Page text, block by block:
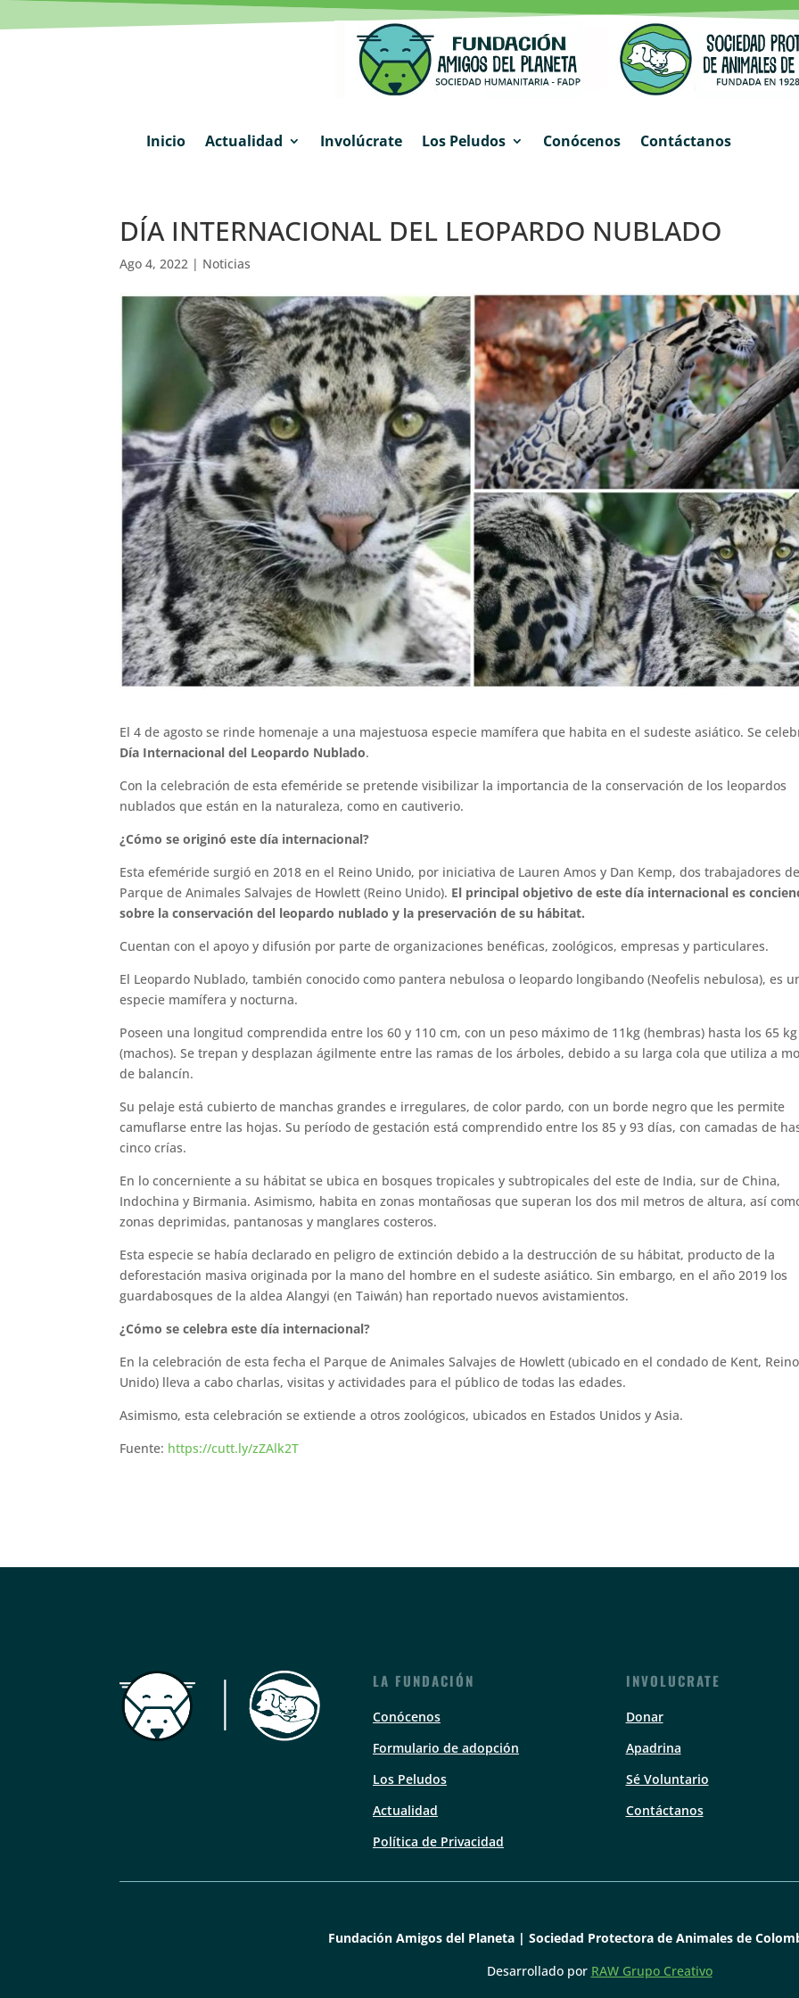
Inicio Actualidad Involúcrate Los Peludos Conócenos Contáctanos
DÍA INTERNACIONAL DEL LEOPARDO NUBLADO
Ago 4, 2022 | Noticias
El 4 de agosto se rinde homenaje a una majestuosa especie mamífera que habita en el sudeste asiático. Se
Día Internacional del Leopardo Nublado.
Con la celebración de esta efeméride se pretende visibilizar la importancia de la conservación de los leopardos
nublados que están en la naturaleza, como en cautiverio.
¿Cómo se originó este día internacional?
Esta efeméride surgió en 2018 en el Reino Unido, por iniciativa de Lauren Amos y Dan Kemp, dos trabajadores
Parque de Animales Salvajes de Howlett (Reino Unido). El principal objetivo de este día internacional es
sobre la conservación del leopardo nublado y la preservación de su hábitat.
Cuentan con el apoyo y difusión por parte de organizaciones benéficas, zoológicos, empresas y particulares.
El Leopardo Nublado, también conocido como pantera nebulosa o leopardo longibando (Neofelis nebulosa), es
especie mamífera y nocturna.
Poseen una longitud comprendida entre los 60 y 110 cm, con un peso máximo de 11kg (hembras) hasta los 65 kg
(machos). Se trepan y desplazan ágilmente entre las ramas de los árboles, debido a su larga cola que utiliza a
de balancín.
Su pelaje está cubierto de manchas grandes e irregulares, de color pardo, con un borde negro que les permite
camuflarse entre las hojas. Su período de gestación está comprendido entre los 85 y 93 días, con camadas de
cinco crías.
En lo concerniente a su hábitat se ubica en bosques tropicales y subtropicales del este de India, sur de China,
Indochina y Birmania. Asimismo, habita en zonas montañosas que superan los dos mil metros de altura, así
zonas deprimidas, pantanosas y manglares costeros.
Esta especie se había declarado en peligro de extinción debido a la destrucción de su hábitat, producto de la
deforestación masiva originada por la mano del hombre en el sudeste asiático. Sin embargo, en el año 2019 los
guardabosques de la aldea Alangyi (en Taiwán) han reportado nuevos avistamientos.
¿Cómo se celebra este día internacional?
En la celebración de esta fecha el Parque de Animales Salvajes de Howlett (ubicado en el condado de Kent, Reino
Unido) lleva a cabo charlas, visitas y actividades para el público de todas las edades.
Asimismo, esta celebración se extiende a otros zoológicos, ubicados en Estados Unidos y Asia.
Fuente: https://cutt.ly/zZAlk2T
LA FUNDACIÓN
Conócenos
Formulario de adopción
Los Peludos
Actualidad
Política de Privacidad
INVOLUCRATE
Donar
Apadrina
Sé Voluntario
Contáctanos
Fundación Amigos del Planeta | Sociedad Protectora de Animales de
Desarrollado por RAW Grupo Creativo